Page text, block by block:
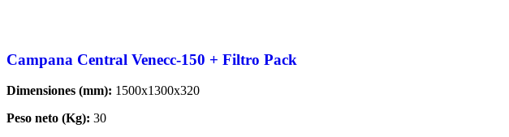
Campana Central Venecc-150 + Filtro Pack
Dimensiones (mm): 1500x1300x320
Peso neto (Kg): 30